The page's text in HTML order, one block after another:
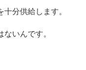
分供給します。
いんです。